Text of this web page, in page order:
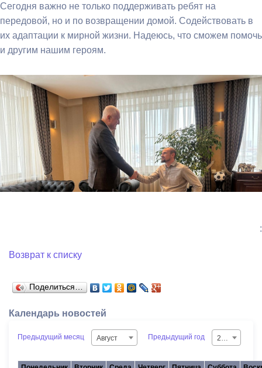
Сегодня важно не только поддерживать ребят на
передовой, но и по возвращении домой. Содействовать в
их адаптации к мирной жизни. Надеюсь, что сможем помочь
и другим нашим героям.
:
Возврат к списку
Поделиться…
Календарь новостей
Предыдущий месяц Август Предыдущий год 2026